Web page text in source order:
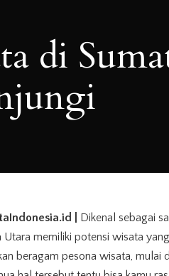
di
|
Dikenal sebagai
Utara memiliki potensi wisata
beragam pesona wisata, mulai